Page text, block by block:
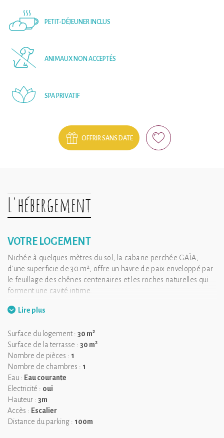
PETIT-DÉJEUNER INCLUS
ANIMAUX NON ACCEPTÉS
SPA PRIVATIF
OFFRIR SANS DATE
L'hébergement
VOTRE LOGEMENT
Nichée à quelques mètres du sol, la cabane perchée GAÏA,
d'une superficie de 30 m², offre un havre de paix enveloppé par
le feuillage des chênes centenaires et les roches naturelles qui
forment une cavité intime.
Vous allez adorer
nature pour une détente absolue.
Entièrement construite en bois naturel, cette cabane s’intègre
harmonieusement dans son environnement. Les teintes chaudes
du bois, à l’extérieur comme à l’intérieur, invitent à l’évasion et au
lâcher-prise.
À l’extérieur, plusieurs espaces se succèdent : un coin repas en
plein air, un salon cosy pour écouter les sons de la forêt, un
observatoire pour contempler les oiseaux et/ou les étoiles, et un
espace bien-être pensé pour se reconnecter à soi.
Lire plus
Surface du logement : 30 m2
Surface de la terrasse : 30 m2
Nombre de pièces : 1
Nombre de chambres : 1
Eau : Eau courante
Electricité : oui
Hauteur : 3m
Accès : Escalier
Distance du parking : 100m